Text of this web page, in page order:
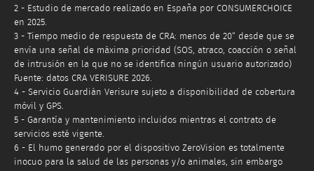
2 - Estudio de mercado realizado en España por CONSUMERCHOICE
en 2025.
3 - Tiempo medio de respuesta de CRA: menos de 20” desde que se
envía una señal de máxima prioridad (SOS, atraco, coacción o señal
de intrusión en la que no se identifica ningún usuario autorizado)
Fuente: datos CRA VERISURE 2026.
4 - Servicio Guardián Verisure sujeto a disponibilidad de cobertura
móvil y GPS.
5 - Garantía y mantenimiento incluidos mientras el contrato de
servicios esté vigente.
6 - El humo generado por el dispositivo ZeroVision es totalmente
inocuo para la salud de las personas y/o animales, sin embargo